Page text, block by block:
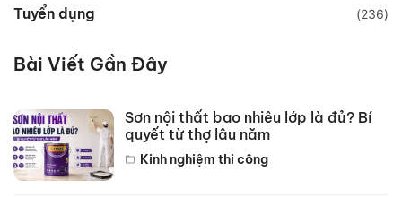
Tuyển dụng (236)
Bài Viết Gần Đây
Sơn nội thất bao nhiêu lớp là đủ? Bí
quyết từ thợ lâu năm
Kinh nghiệm thi công